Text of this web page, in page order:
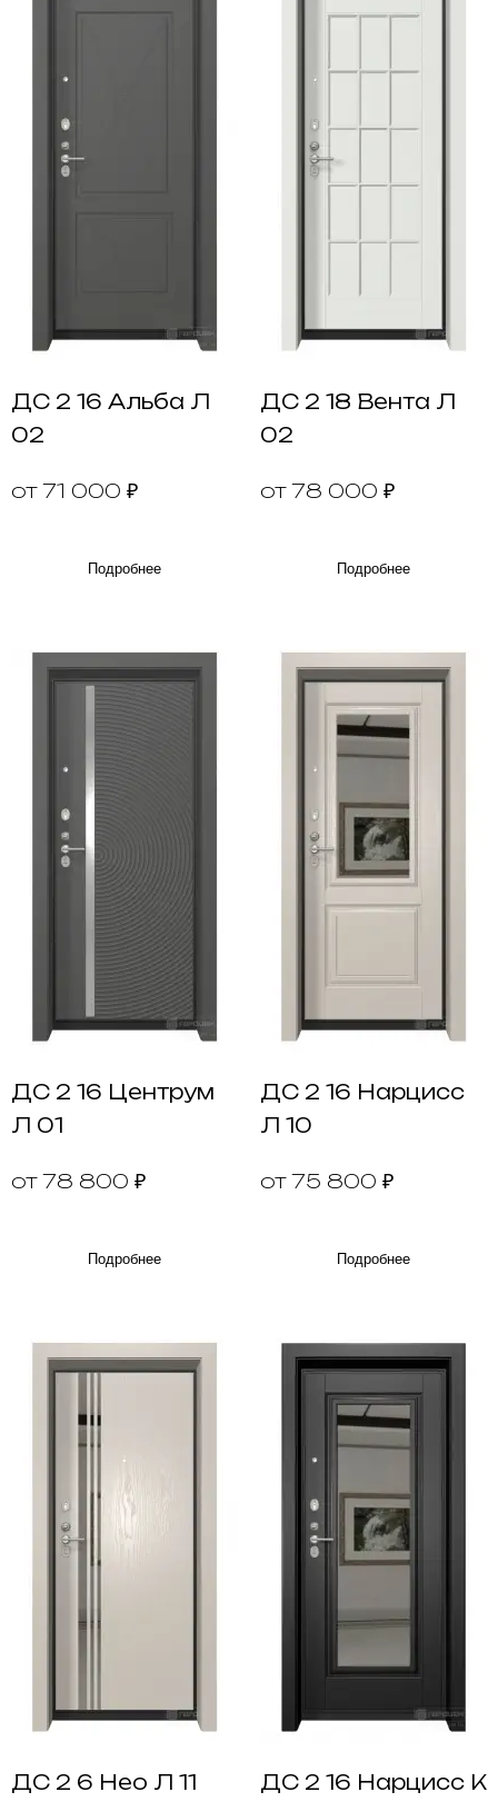
ДС 2 16 Альба Л
02
от 71 000 ₽
Подробнее
ДС 2 18 Вента Л
02
от 78 000 ₽
Подробнее
ДС 2 16 Центрум
Л 01
от 78 800 ₽
Подробнее
ДС 2 16 Нарцисс
Л 10
от 75 800 ₽
Подробнее
ДС 2 6 Нео Л 11
ДС 2 16 Нарцисс К